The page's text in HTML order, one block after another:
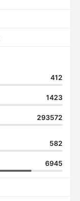
412
1423
293572
582
6945